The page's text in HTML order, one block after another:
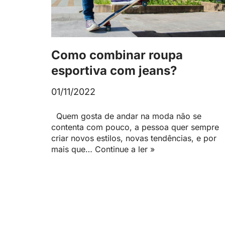
Como combinar roupa
esportiva com jeans?
01/11/2022
Quem gosta de andar na moda não se
contenta com pouco, a pessoa quer sempre
criar novos estilos, novas tendências, e por
mais que… Continue a ler »